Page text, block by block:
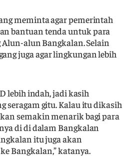
meminta agar pemerintah
bantuan tenda untuk para
alun Bangkalan. Selain
juga agar lingkungan lebih
lebih indah, jadi kasih
seragam gitu. Kalau itu dikasih
semakin menarik bagi para
di di dalam Bangkalan
itu juga akan
Bangkalan,” katanya.